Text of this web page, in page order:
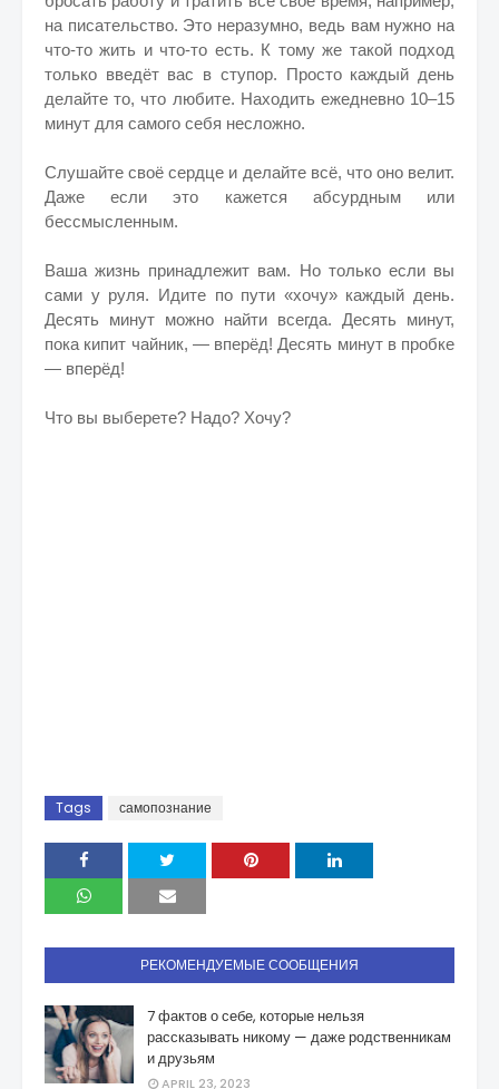
на писательство. Это неразумно, ведь вам нужно на
что-то жить и что-то есть. К тому же такой подход
только введёт вас в ступор. Просто каждый день
делайте то, что любите. Находить ежедневно 10–15
минут для самого себя несложно.
Слушайте своё сердце и делайте всё, что оно велит.
Даже если это кажется абсурдным или
бессмысленным.
Ваша жизнь принадлежит вам. Но только если вы
сами у руля. Идите по пути «хочу» каждый день.
Десять минут можно найти всегда. Десять минут,
пока кипит чайник, — вперёд! Десять минут в пробке
— вперёд!
Что вы выберете? Надо? Хочу?
Tags самопознание
РЕКОМЕНДУЕМЫЕ СООБЩЕНИЯ
7 фактов о себе, которые нельзя
рассказывать никому — даже родственникам
и друзьям
APRIL 23, 2023